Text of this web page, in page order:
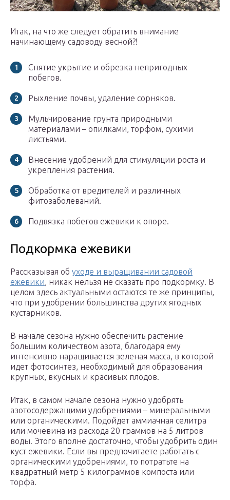
Итак, на что же следует обратить внимание
начинающему садоводу весной?!
Снятие укрытие и обрезка непригодных
побегов.
Рыхление почвы, удаление сорняков.
Мульчирование грунта природными
материалами – опилками, торфом, сухими
листьями.
Внесение удобрений для стимуляции роста и
укрепления растения.
Обработка от вредителей и различных
фитозаболеваний.
Подвязка побегов ежевики к опоре.
Подкормка ежевики
Рассказывая об уходе и выращивании садовой
ежевики, никак нельзя не сказать про подкормку. В
целом здесь актуальными остаются те же принципы,
что при удобрении большинства других ягодных
кустарников.
В начале сезона нужно обеспечить растение
большим количеством азота, благодаря ему
интенсивно наращивается зеленая масса, в которой
идет фотосинтез, необходимый для образования
крупных, вкусных и красивых плодов.
Итак, в самом начале сезона нужно удобрять
азотосодержащими удобрениями – минеральными
или органическими. Подойдет аммиачная селитра
или мочевина из расхода 20 граммов на 5 литров
воды. Этого вполне достаточно, чтобы удобрить один
куст ежевики. Если вы предпочитаете работать с
органическими удобрениями, то потратьте на
квадратный метр 5 килограммов компоста или
торфа.